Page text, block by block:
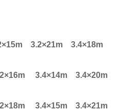
×15m 3.2×21m 3.4×18m
×16m 3.4×14m 3.4×20m
×18m 3.4×15m 3.4×21m